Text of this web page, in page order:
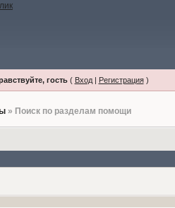
гость( Вход| Регистрация)
» Поиск по разделам помощи